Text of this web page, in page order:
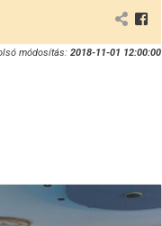
módosítás: 2018-11-01 12:00:00